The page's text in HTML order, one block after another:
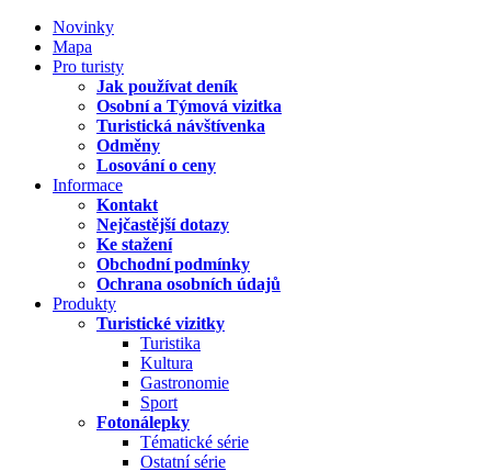
Novinky
Mapa
Pro turisty
Jak používat deník
Osobní a Týmová vizitka
Turistická návštívenka
Odměny
Losování o ceny
Informace
Kontakt
Nejčastější dotazy
Ke stažení
Obchodní podmínky
Ochrana osobních údajů
Produkty
Turistické vizitky
Turistika
Kultura
Gastronomie
Sport
Fotonálepky
Tématické série
Ostatní série